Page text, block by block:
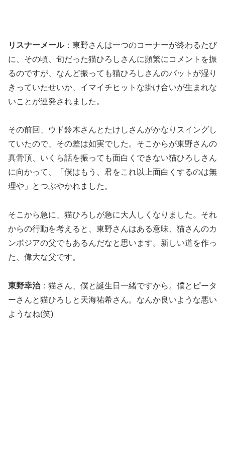
リスナーメール：東野さんは一つのコーナーが終わるたび
に、その頃、旬だった猫ひろしさんに頻繁にコメントを振
るのですが、なんど振っても猫ひろしさんのバットが湿り
きっていたせいか、イマイチヒットな掛け合いが生まれな
いことが連発されました。
その前回、ウド鈴木さんとたけしさんがかなりスイングし
ていたので、その差は如実でした。そこからが東野さんの
真骨頂、いくら話を振っても面白くできない猫ひろしさん
に向かって、「僕はもう、君をこれ以上面白くするのは無
理や」とつぶやかれました。
そこから急に、猫ひろしが急に大人しくなりました。それ
からの行動を考えると、東野さんはある意味、猫さんのカ
ンボジアの父でもあるんだなと思います。新しい道を作っ
た、偉大な父です。
東野幸治：猫さん、僕と誕生日一緒ですから。僕とピータ
ーさんと猫ひろしと天海祐希さん。なんか良いような悪い
ようなね(笑)